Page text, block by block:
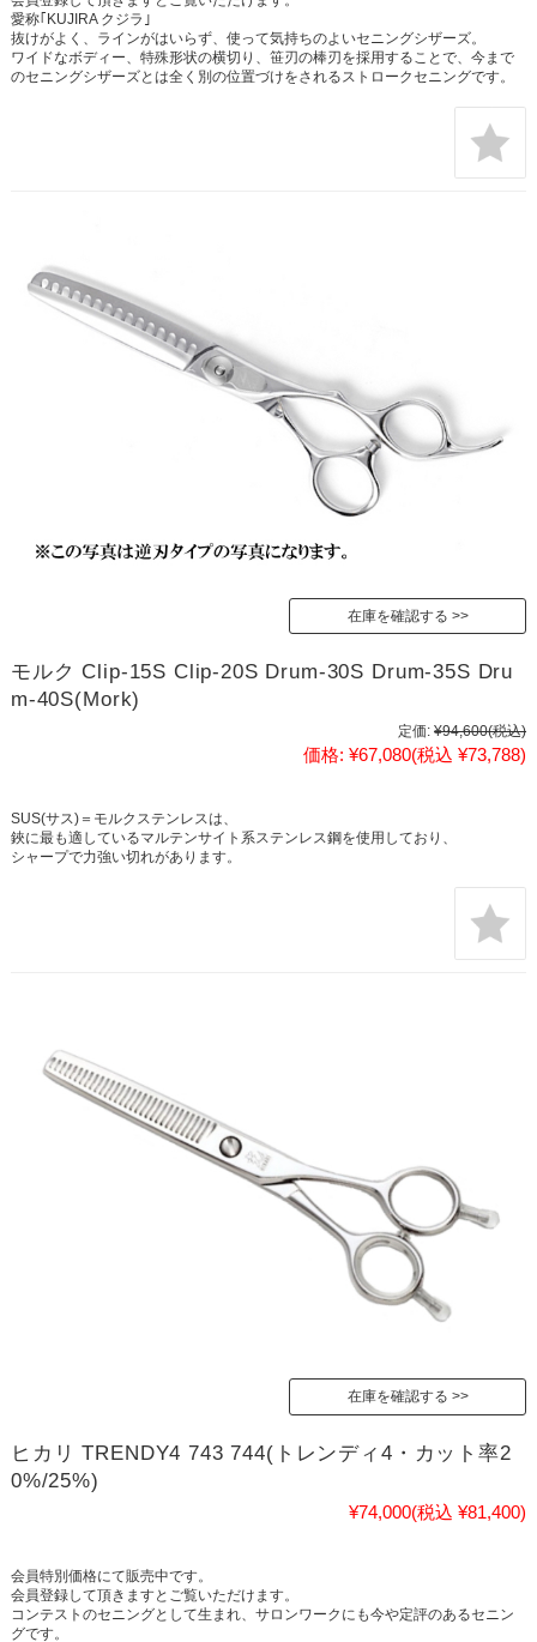
愛称｢KUJIRA クジラ｣
抜けがよく、ラインがはいらず、使って気持ちのよいセニングシザーズ。
ワイドなボディー、特殊形状の横切り、笹刃の棒刃を採用することで、今まで
のセニングシザーズとは全く別の位置づけをされるストロークセニングです。
在庫を確認する
モルク Clip-15S Clip-20S Drum-30S Drum-35S Dru
m-40S(Mork)
定価: ¥94,600(税込)
価格: ¥67,080(税込 ¥73,788)
SUS(サス)＝モルクステンレスは、
鋏に最も適しているマルテンサイト系ステンレス鋼を使用しており、
シャープで力強い切れがあります。
在庫を確認する
ヒカリ TRENDY4 743 744(トレンディ4・カット率2
0%/25%)
¥74,000(税込 ¥81,400)
会員特別価格にて販売中です。
会員登録して頂きますとご覧いただけます。
コンテストのセニングとして生まれ、サロンワークにも今や定評のあるセニン
グです。